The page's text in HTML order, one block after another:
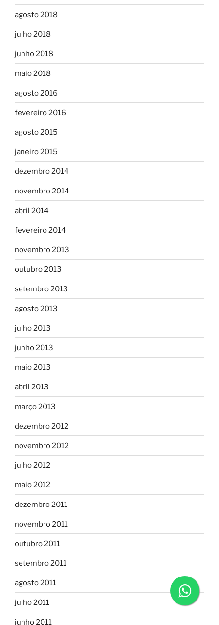
agosto 2018
julho 2018
junho 2018
maio 2018
agosto 2016
fevereiro 2016
agosto 2015
janeiro 2015
dezembro 2014
novembro 2014
abril 2014
fevereiro 2014
novembro 2013
outubro 2013
setembro 2013
agosto 2013
julho 2013
junho 2013
maio 2013
abril 2013
março 2013
dezembro 2012
novembro 2012
julho 2012
maio 2012
dezembro 2011
novembro 2011
outubro 2011
setembro 2011
agosto 2011
julho 2011
junho 2011